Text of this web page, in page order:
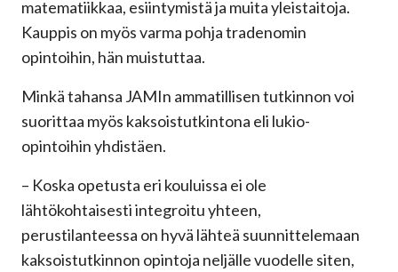
matematiikkaa, esiintymistä ja muita yleistaitoja.
Kauppis on myös varma pohja tradenomin
opintoihin, hän muistuttaa.
Minkä tahansa JAMIn ammatillisen tutkinnon voi
suorittaa myös kaksoistutkintona eli lukio-
opintoihin yhdistäen.
– Koska opetusta eri kouluissa ei ole
lähtökohtaisesti integroitu yhteen,
perustilanteessa on hyvä lähteä suunnittelemaan
kaksoistutkinnon opintoja neljälle vuodelle siten,